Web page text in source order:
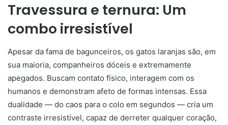
Travessura e ternura: Um
combo irresistível
Apesar da fama de bagunceiros, os gatos laranjas são, em
sua maioria, companheiros dóceis e extremamente
apegados. Buscam contato físico, interagem com os
humanos e demonstram afeto de formas intensas. Essa
dualidade — do caos para o colo em segundos — cria um
contraste irresistível, capaz de derreter qualquer coração,